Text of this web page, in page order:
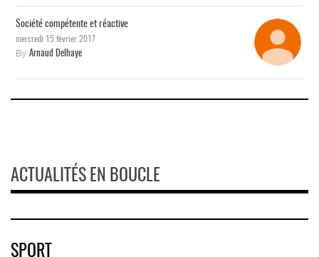
Société compétente et réactive
mercredi 15 février 2017
By Arnaud Delhaye
ACTUALITÉS EN BOUCLE
SPORT